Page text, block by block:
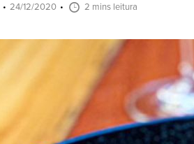
24/12/2020 2 mins leitura